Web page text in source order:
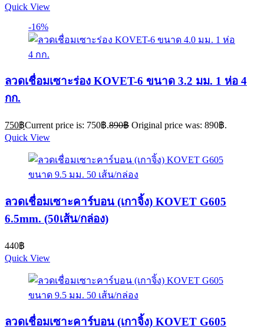
Quick View
-16%
ลวดเชื่อมเซาะร่อง KOVET-6 ขนาด 3.2 มม. 1 ห่อ 4
กก.
750฿Current price is: 750฿.890฿ Original price was: 890฿.
Quick View
ลวดเชื่อมเซาะคาร์บอน (เกาจิ้ง) KOVET G605
6.5mm. (50เส้น/กล่อง)
440฿
Quick View
ลวดเชื่อมเซาะคาร์บอน (เกาจิ้ง) KOVET G605